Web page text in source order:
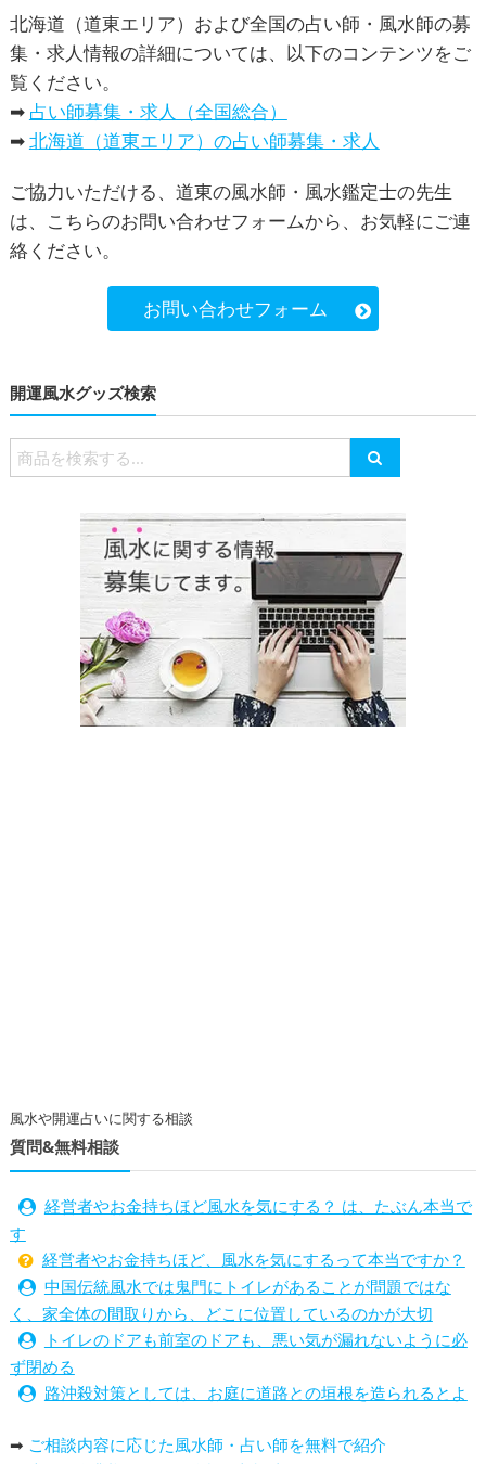
北海道（道東エリア）および全国の占い師・風水師の募
集・求人情報の詳細については、以下のコンテンツをご
覧ください。
➡ 占い師募集・求人（全国総合）
➡北海道（道東エリア）の占い師募集・求人
ご協力いただける、道東の風水師・風水鑑定士の先生
は、こちらのお問い合わせフォームから、お気軽にご連
絡ください。
お問い合わせフォーム
開運風水グッズ検索
検
索
風水や開運占いに関する相談
質問&無料相談
経営者やお金持ちほど風水を気にする？ は、たぶん本当で
す
経営者やお金持ちほど、風水を気にするって本当ですか？
中国伝統風水では鬼門にトイレがあることが問題ではな
く、家全体の間取りから、どこに位置しているのかが大切
トイレのドアも前室のドアも、悪い気が漏れないように必
ず閉める
路沖殺対策としては、お庭に道路との垣根を造られるとよ
庭を広げると路沖殺（ろちゅうさつ）は防げますか？
➡ ご相談内容に応じた風水師・占い師を無料で紹介